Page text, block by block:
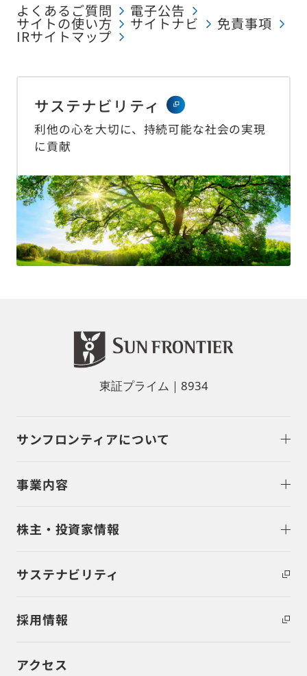
よくあるご質問 電子公告
サイトの使い方 サイトナビ 免責事項
IRサイトマップ
サステナビリティ
利他の心を大切に、持続可能な社会の実現
に貢献
東証プライム｜8934
サンフロンティアについて
事業内容
株主・投資家情報
サステナビリティ
採用情報
アクセス